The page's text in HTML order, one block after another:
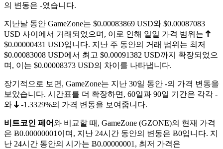
의 변동은 -였습니다.
지난날 동안 GameZone는 $0.00083869 USD와 $0.00087083
USD 사이에서 거래되었으며, 이로 인해 일일 가격 범위는
$0.00000431 USD입니다. 지난 주 동안의 거래 범위는 최저
$0.00083008 USD에서 최고 $0.00091382 USD까지 확장되었으
며, 이는 $0.00008373 USD의 차이를 나타냅니다.
장기적으로 보면, GameZone는 지난 30일 동안 -의 가격 변동을
보았습니다. 시간표를 더 확장하면, 60일과 90일 기간은 각각 -
와
-1.3329%의 가격 변동을 보여줍니다.
비트코인 페어와 비교할 때, GameZone (GZONE)의 현재 가격
은 Ƀ0.00000001 이며, 지난 24시간 동안의 변동은 Ƀ0입니다. 지
난 24시간 동안의 시가는 Ƀ0.00000001, 최저 가격은